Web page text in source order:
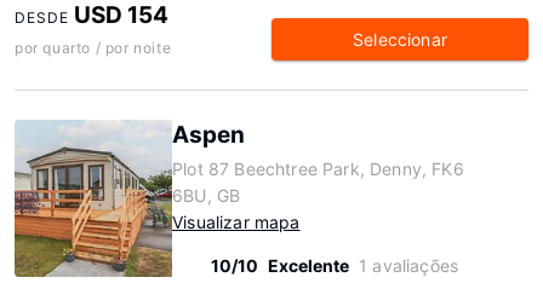
DESDE USD 154
por quarto / por noite Seleccionar
Aspen
Plot 87 Beechtree Park, Denny, FK6
6BU, GB
Visualizar mapa
10/10 Excelente 1 avaliações